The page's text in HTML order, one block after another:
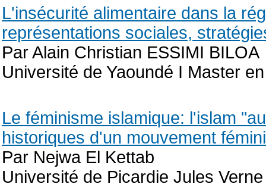
L'insécurité alimentaire dans la
représentations sociales,
Par Alain Christian ESSIMI BILOA
Université de Yaoundé I Master
Le féminisme islamique: l'islam
historiques d'un mouvement
Par Nejwa El Kettab
Université de Picardie Jules